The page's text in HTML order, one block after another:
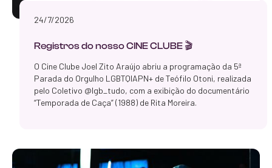
24/7/2026
Registros do nosso CINE CLUBE 🎬
O Cine Clube Joel Zito Araújo abriu a programação da 5ª
Parada do Orgulho LGBTQIAPN+ de Teófilo Otoni, realizada
pelo Coletivo @lgb_tudo, com a exibição do documentário
“Temporada de Caça” (1988) de Rita Moreira.